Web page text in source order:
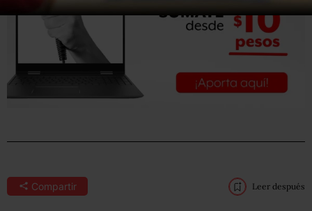
Compartir Leer después